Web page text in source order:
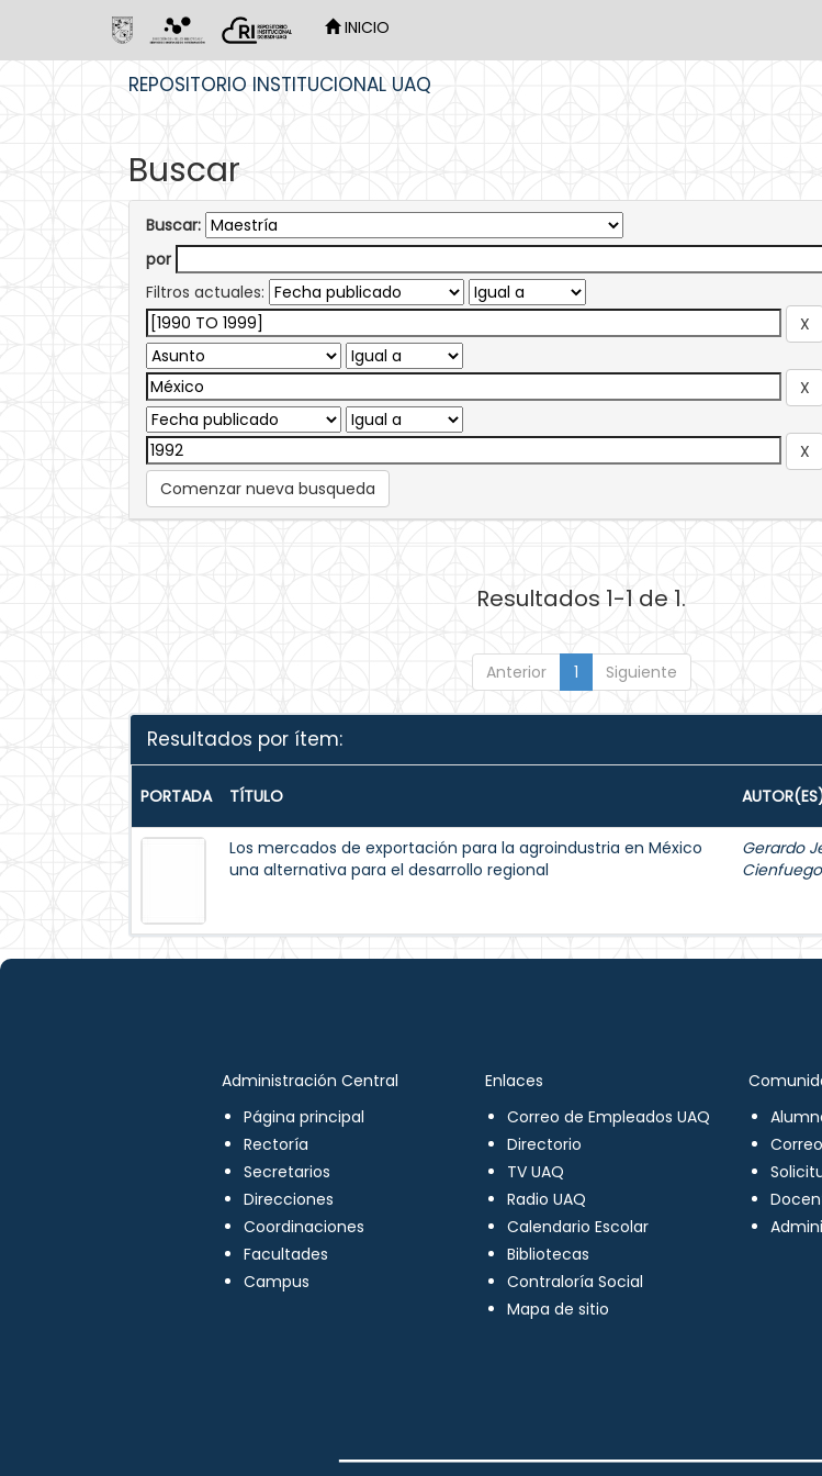
INICIO
REPOSITORIO INSTITUCIONAL UAQ
Buscar
Buscar:
por
Filtros actuales:
Comenzar nueva busqueda
Resultados 1-1 de 1.
Anterior 1 Siguiente
Resultados por ítem:
PORTADA TÍTULO
Los mercados de exportación para la agroindustria en México
una alternativa para el desarrollo regional
Gerardo
Administración Central
Página principal
Rectoría
Secretarios
Direcciones
Coordinaciones
Facultades
Campus
Enlaces
Correo de Empleados UAQ
Directorio
TV UAQ
Radio UAQ
Calendario Escolar
Bibliotecas
Contraloría Social
Mapa de sitio